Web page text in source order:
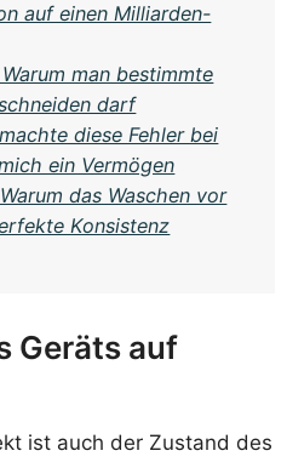
auf einen Milliarden-
man bestimmte
darf
diese Fehler bei
ein Vermögen
das Waschen vor
Konsistenz
Geräts auf
ist auch der Zustand des